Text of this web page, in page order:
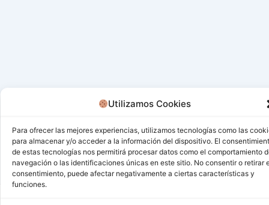
Utilizamos Cookies
Para ofrecer las mejores experiencias, utilizamos tecnologías como las
para almacenar y/o acceder a la información del dispositivo. El
de estas tecnologías nos permitirá procesar datos como el comportamiento
navegación o las identificaciones únicas en este sitio. No consentir o retirar
consentimiento, puede afectar negativamente a ciertas características y
funciones.